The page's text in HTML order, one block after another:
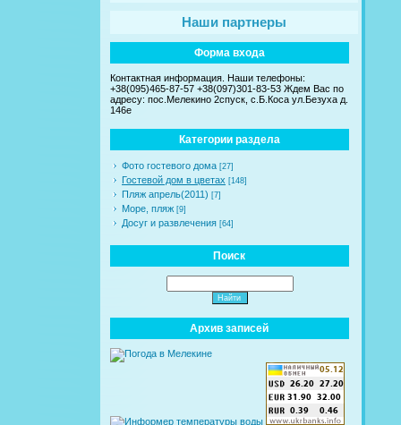
Наши партнеры
Форма входа
Контактная информация. Наши телефоны:
+38(095)465-87-57 +38(097)301-83-53 Ждем Вас по
адресу: пос.Мелекино 2спуск, c.Б.Коса ул.Безуха д.
146е
Категории раздела
Фото гостевого дома [27]
Гостевой дом в цветах [148]
Пляж апрель(2011) [7]
Море, пляж [9]
Досуг и развлечения [64]
Поиск
Архив записей